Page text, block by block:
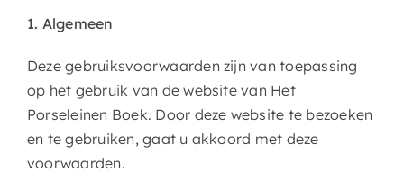
1. Algemeen
Deze gebruiksvoorwaarden zijn van toepassing
op het gebruik van de website van Het
Porseleinen Boek. Door deze website te bezoeken
en te gebruiken, gaat u akkoord met deze
voorwaarden.